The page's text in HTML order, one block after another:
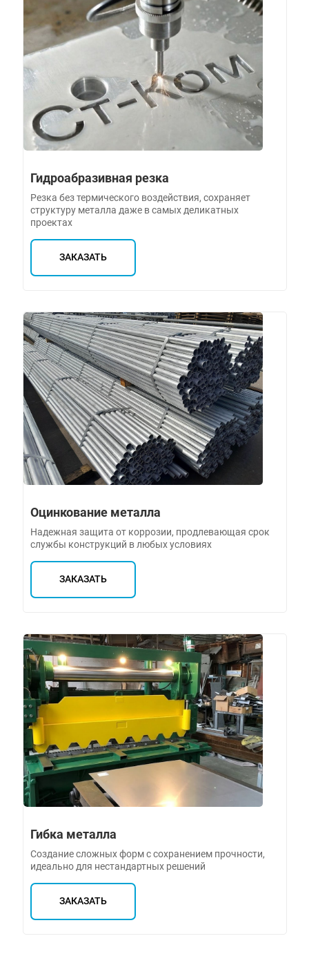
Гидроабразивная резка
Резка без термического воздействия, сохраняет
структуру металла даже в самых деликатных
проектах
ЗАКАЗАТЬ
Оцинкование металла
Надежная защита от коррозии, продлевающая срок
службы конструкций в любых условиях
ЗАКАЗАТЬ
Гибка металла
Создание сложных форм с сохранением прочности,
идеально для нестандартных решений
ЗАКАЗАТЬ